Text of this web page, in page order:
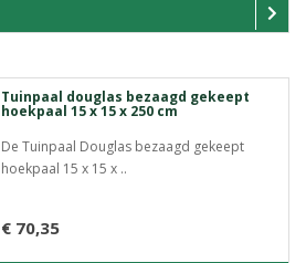
Tuinpaal douglas bezaagd gekeept
hoekpaal 15 x 15 x 250 cm
De Tuinpaal Douglas bezaagd gekeept
hoekpaal 15 x 15 x ..
€ 70,35